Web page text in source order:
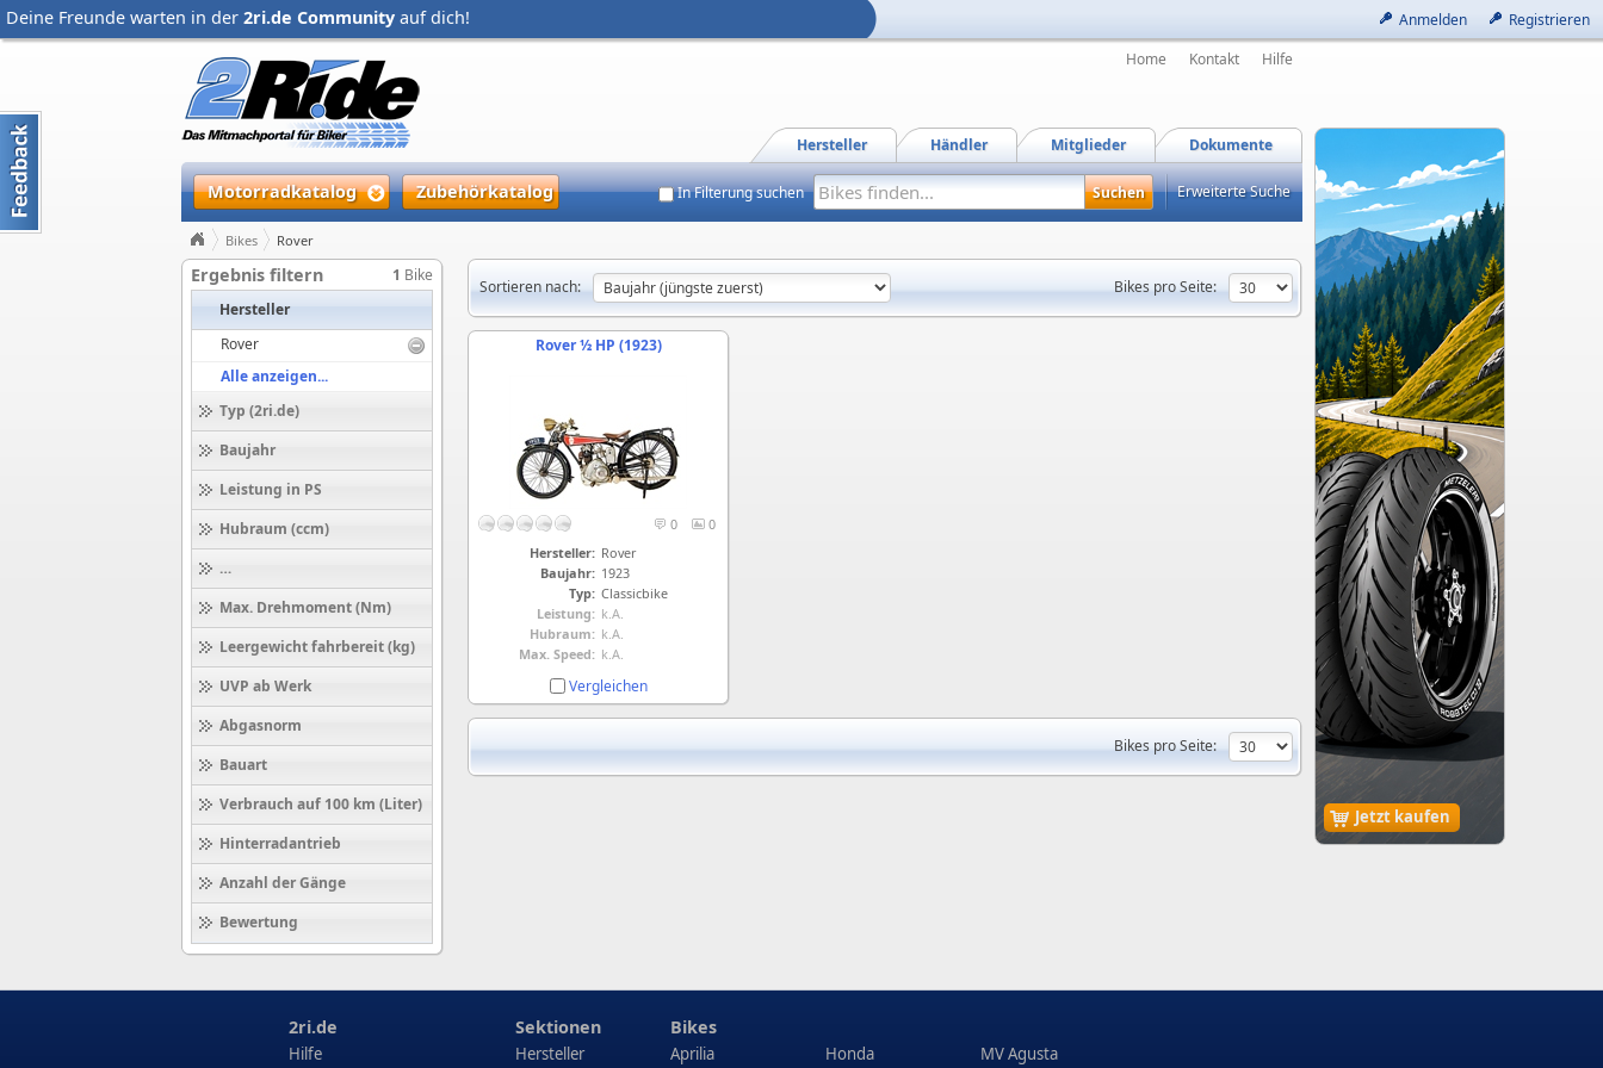
Anmelden Registrieren
Deine Freunde warten in der 2ri.de Community auf dich!
Jetzt kaufen
Home Kontakt Hilfe
Dokumente
Mitglieder
Händler
Hersteller
Motorradkatalog Zubehörkatalog Erweiterte Suche
In Filterung suchen
Bikes Rover
Ergebnis filtern 1 Bike
Hersteller
Rover
Alle anzeigen...
Typ (2ri.de)
Baujahr
Leistung in PS
Hubraum (ccm)
Höchstgeschwindigkeit (km/h)
Max. Drehmoment (Nm)
Leergewicht fahrbereit (kg)
UVP ab Werk
Abgasnorm
Bauart
Verbrauch auf 100 km (Liter)
Hinterradantrieb
Anzahl der Gänge
Bewertung
Bikes pro Seite:
Sortieren nach:
Rover ½ HP (1923)
0
0
Hersteller: Rover
Baujahr: 1923
Typ: Classicbike
Leistung: k.A.
Hubraum: k.A.
Max. Speed: k.A.
Vergleichen
Bikes pro Seite:
2ri.de
Hilfe
Sektionen
Hersteller
Bikes
Aprilia
Honda
MV Agusta